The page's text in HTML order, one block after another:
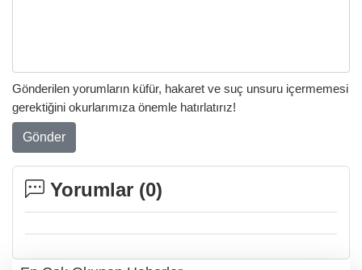
Gönderilen yorumların küfür, hakaret ve suç unsuru içermemesi
gerektiğini okurlarımıza önemle hatırlatırız!
Gönder
Yorumlar (0)